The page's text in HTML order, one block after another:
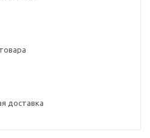
доставка